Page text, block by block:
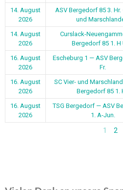
14. August
2026
ASV Bergedorf 85 3. Hr.
und
14. August
2026
Curslack-
Bergedorf 85 1. H
16. August
2026
Escheburg 1 — ASV
Fr.
16. August
2026
SC Vier- und
Bergedorf 85 1.
16. August
2026
TSG Bergedorf — ASV
1. A-Jun.
1 2